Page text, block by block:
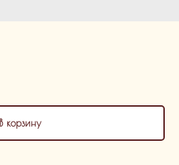
В корзину